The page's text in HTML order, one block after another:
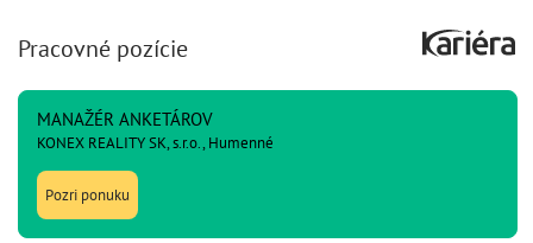
Pracovné pozície
MANAŽÉR ANKETÁROV
KONEX REALITY SK, s.r.o., Humenné
Pozri ponuku